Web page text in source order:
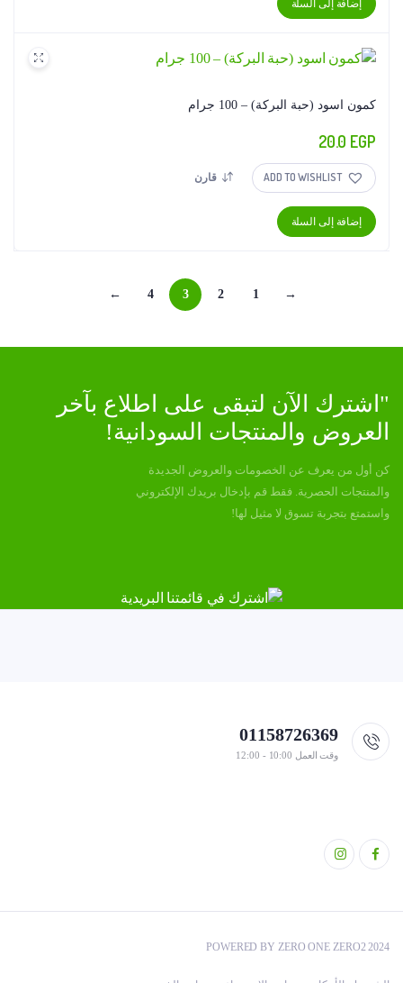
إضافة إلى السلة
كمون اسود (حبة البركة) – 100 جرام
20.0 EGP
ADD TO WISHLIST قارن
إضافة إلى السلة
→
1
2
3
4
←
"اشترك الآن لتبقى على اطلاع بآخر
العروض والمنتجات السودانية!
كن أول من يعرف عن الخصومات والعروض الجديدة
والمنتجات الحصرية. فقط قم بإدخال بريدك الإلكتروني
واستمتع بتجربة تسوق لا مثيل لها!
01158726369
وقت العمل 10:00 - 12:00
POWERED BY ZERO ONE ZERO2 2024